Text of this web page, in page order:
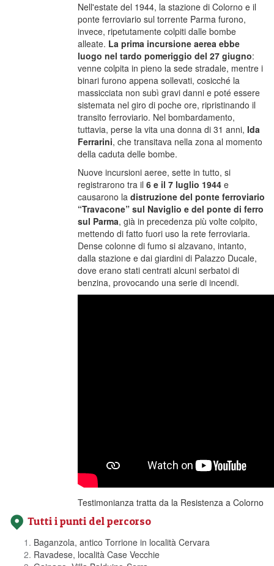
Nell'estate del 1944, la stazione di Colorno e il
ponte ferroviario sul torrente Parma furono,
invece, ripetutamente colpiti dalle bombe
alleate. La prima incursione aerea ebbe
luogo nel tardo pomeriggio del 27 giugno:
venne colpita in pieno la sede stradale, mentre i
binari furono appena sollevati, cosicché la
massicciata non subì gravi danni e poté essere
sistemata nel giro di poche ore, ripristinando il
transito ferroviario. Nel bombardamento,
tuttavia, perse la vita una donna di 31 anni, Ida
Ferrarini, che transitava nella zona al momento
della caduta delle bombe.
Nuove incursioni aeree, sette in tutto, si
registrarono tra il 6 e il 7 luglio 1944 e
causarono la distruzione del ponte ferroviario
“Travacone” sul Naviglio e del ponte di ferro
sul Parma, già in precedenza più volte colpito,
mettendo di fatto fuori uso la rete ferroviaria.
Dense colonne di fumo si alzavano, intanto,
dalla stazione e dai giardini di Palazzo Ducale,
dove erano stati centrati alcuni serbatoi di
benzina, provocando una serie di incendi.
Testimonianza tratta da la Resistenza a Colorno
Tutti i punti del percorso
Baganzola, antico Torrione in località Cervara
Ravadese, località Case Vecchie